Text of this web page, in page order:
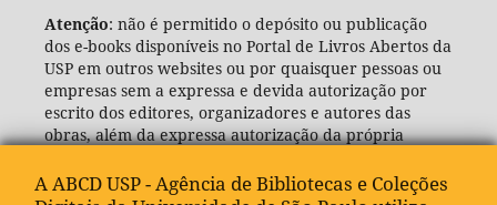
Atenção: não é permitido o depósito ou publicação
dos e-books disponíveis no Portal de Livros Abertos da
USP em outros websites ou por quaisquer pessoas ou
empresas sem a expressa e devida autorização por
escrito dos editores, organizadores e autores das
obras, além da expressa autorização da própria
(ABCD-USP).
A ABCD USP - Agência de Bibliotecas e Coleções